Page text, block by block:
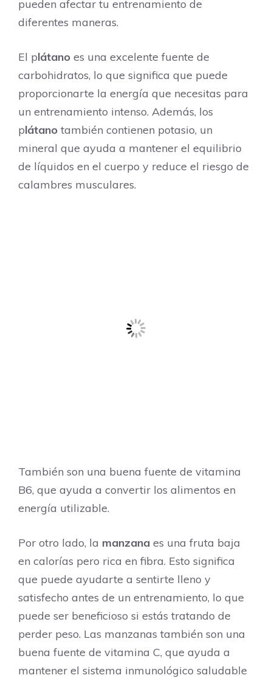
pueden afectar tu entrenamiento de
diferentes maneras.
El plátano es una excelente fuente de
carbohidratos, lo que significa que puede
proporcionarte la energía que necesitas para
un entrenamiento intenso. Además, los
plátano también contienen potasio, un
mineral que ayuda a mantener el equilibrio
de líquidos en el cuerpo y reduce el riesgo de
calambres musculares.
También son una buena fuente de vitamina
B6, que ayuda a convertir los alimentos en
energía utilizable.
Por otro lado, la manzana es una fruta baja
en calorías pero rica en fibra. Esto significa
que puede ayudarte a sentirte lleno y
satisfecho antes de un entrenamiento, lo que
puede ser beneficioso si estás tratando de
perder peso. Las manzanas también son una
buena fuente de vitamina C, que ayuda a
mantener el sistema inmunológico saludable